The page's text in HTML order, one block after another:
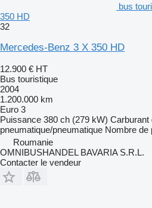
bus
350 HD
32
Mercedes-Benz 3 X 350 HD
12.900 € HT
Bus touristique
2004
1.200.000 km
Euro 3
Puissance 380 ch (279 kW) Carburant
pneumatique/pneumatique Nombre de
Roumanie
OMNIBUSHANDEL BAVARIA S.R.L.
Contacter le vendeur